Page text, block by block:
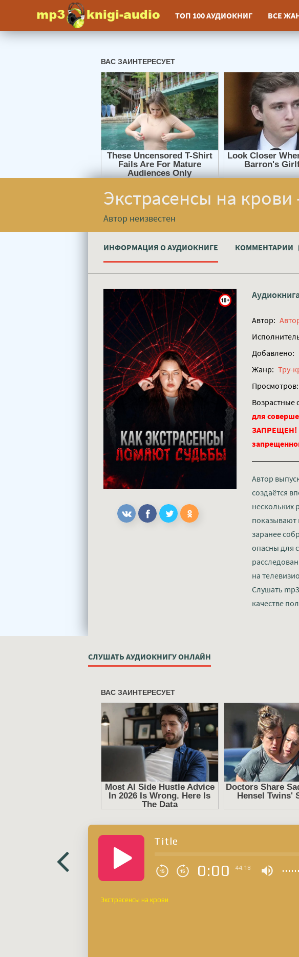
ТОП 100 АУДИОКНИГ ВСЕ
Экстрасенсы на крови
Автор неизвестен
ИНФОРМАЦИЯ О АУДИОКНИГЕ КОММЕНТАРИИ
Автор:
Добавлено:
Жанр: Тру-
Просмотров:
Возрастные
для
ЗАПРЕЩЕН!
Автор
создаётся
нескольких
показывают
заранее
опасны для
на
Слушать
качестве
СЛУШАТЬ АУДИОКНИГУ ОНЛАЙН
Title
0:00 44:18
Экстрасенсы на крови